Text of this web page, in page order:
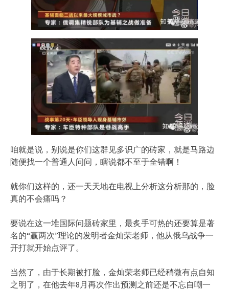
咱就是说，别说是你们这群见多识广的砖家，就是马路边
随便找一个普通人问问，瞎说都不至于全错啊！
就你们这样的，还一天天地在电视上分析这分析那的，脸
真的不会痛吗？
要说在这一堆国际问题砖家里，最炙手可热的还要算是著
名的“赢两次”理论的发明者金灿荣老师，他从俄乌战争一
开打就开始点评了。
当然了，由于长期被打脸，金灿荣老师已经稍微有点自知
之明了，在他去年8月再次作出预测之前还是不忘自嘲一